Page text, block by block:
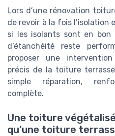
Lors d’une rénovation
de revoir à la fois l’isolation
si les isolants sont en
d’étanchéité reste
proposer une
précis de la toiture
simple réparation,
complète.
Une toiture
qu’une toiture